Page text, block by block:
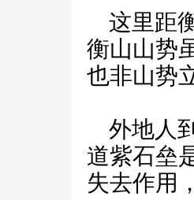
这里距
衡山山势
也非山势
外地人
道紫石垒
失去作用